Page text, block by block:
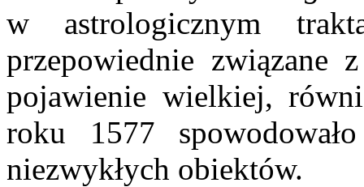
w astrologicznym
przepowiednie związane
pojawienie wielkiej,
roku 1577
niezwykłych obiektów.